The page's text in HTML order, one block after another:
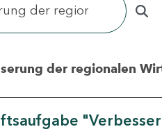
der regionalen